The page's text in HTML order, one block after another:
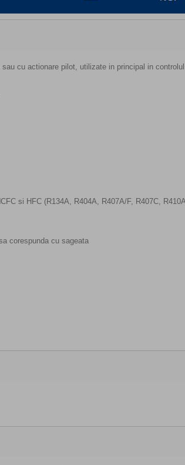
cu actionare pilot, utilizate in principal in
si HFC (R134A, R404A, R407A/F, R407C,
corespunda cu sageata